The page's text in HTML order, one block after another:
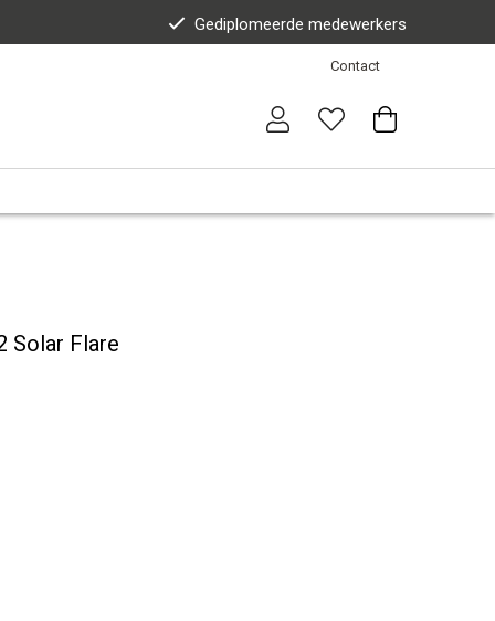
Gediplomeerde medewerkers
Contact
Solar Flare